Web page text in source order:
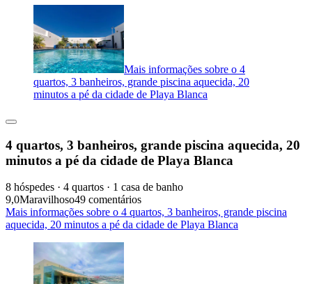
Mais informações sobre o 4
quartos, 3 banheiros, grande piscina aquecida, 20
minutos a pé da cidade de Playa Blanca
4 quartos, 3 banheiros, grande piscina aquecida, 20
minutos a pé da cidade de Playa Blanca
8 hóspedes · 4 quartos · 1 casa de banho
9,0Maravilhoso49 comentários
Mais informações sobre o 4 quartos, 3 banheiros, grande piscina
aquecida, 20 minutos a pé da cidade de Playa Blanca